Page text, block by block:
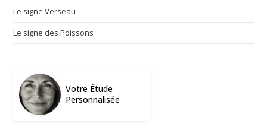
Le signe Verseau
Le signe des Poissons
Votre Étude
Personnalisée